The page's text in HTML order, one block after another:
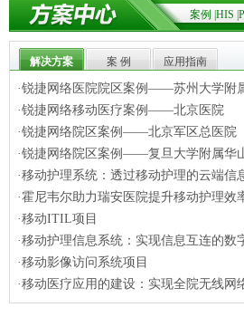
案例 HIS
解决方案 案 例 应用指南
·锐捷网络医院院区案例——苏州大学附
·锐捷网络移动医疗案例——北京医院
·锐捷网络院区案例——北京军区总医院
·锐捷网络院区案例——复旦大学附属华
·移动护理系统：透过移动护理的云端信
·霍尼韦尔助力瑞安医院提升移动护理效
·移动ITIL项目
·移动护理信息系统：实现信息互连的数
·移动影像访问系统项目
·移动医疗应用的建设：实现全院无线网